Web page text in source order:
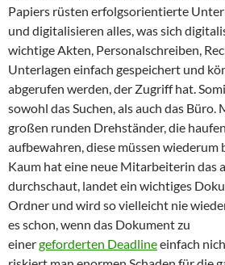
Papiers rüsten erfolgsorientierte
und digitalisieren alles, was sich
wichtige Akten, Personalschreiben,
Unterlagen einfach gespeichert und
abgerufen werden, der Zugriff hat.
sowohl das Suchen, als auch das Büro.
großen runden Drehständer, die
aufbewahren, diese müssen
Kaum hat eine neue Mitarbeiterin das
durchschaut, landet ein wichtiges
Ordner und wird so vielleicht nie
es schon, wenn das Dokument zu
einergeforderten Deadlineeinfach